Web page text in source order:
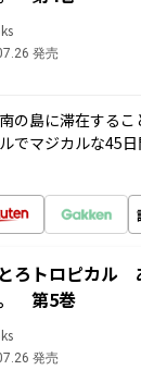
発売
の島に滞在する
でマジカルな45
ろトロピカル
第5巻
発売